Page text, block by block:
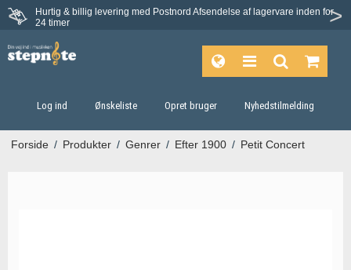
Hurtig & billig levering med Postnord Afsendelse af lagervare inden for
24 timer
Log ind Ønskeliste Opret bruger Nyhedstilmelding
Forside / Produkter / Genrer / Efter 1900 / Petit Concert